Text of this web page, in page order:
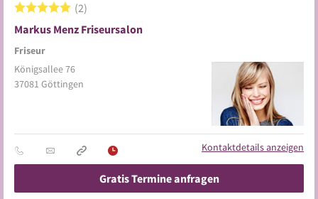
Markus Menz Friseursalon
Friseur
2
Königsallee 76
37081 Göttingen
Kontaktdetails anzeigen
Gratis Termine anfragen